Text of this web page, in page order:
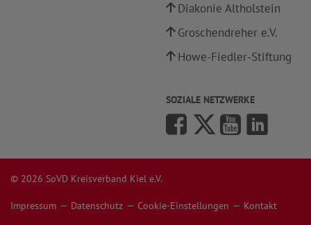
Diakonie Altholstein
Groschendreher e.V.
Howe-Fiedler-Stiftung
SOZIALE NETZWERKE
© 2026 SoVD Kreisverband Kiel e.V.
Impressum Datenschutz Cookie-Einstellungen Kontakt